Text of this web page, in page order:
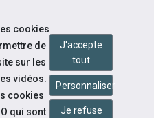
cookies
de
sur les
vidéos.
cookies
qui sont
J'accepte
tout
Personnaliser
Je refuse